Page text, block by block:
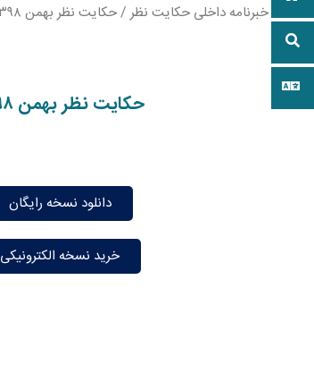
خانه/خبرنامه داخلی حکایت نظر / حکایت نظر بهمن ۱۳۹۸
حکایت نظر بهمن ۱۳۹۸
دانلود نسخه رایگان
خرید نسخه الکترونیکی